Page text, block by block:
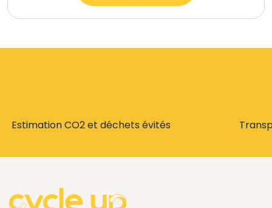
Estimation CO2 et déchets évités